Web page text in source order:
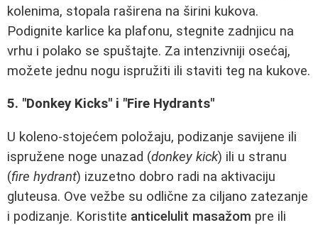
kolenima, stopala raširena na širini kukova.
Podignite karlice ka plafonu, stegnite zadnjicu na
vrhu i polako se spuštajte. Za intenzivniji osećaj,
možete jednu nogu ispružiti ili staviti teg na kukove.
5. "Donkey Kicks" i "Fire Hydrants"
U koleno-stojećem položaju, podizanje savijene ili
ispružene noge unazad (donkey kick) ili u stranu
(fire hydrant) izuzetno dobro radi na aktivaciju
gluteusa. Ove vežbe su odlične za ciljano zatezanje
i podizanje. Koristite anticelulit masažom pre ili